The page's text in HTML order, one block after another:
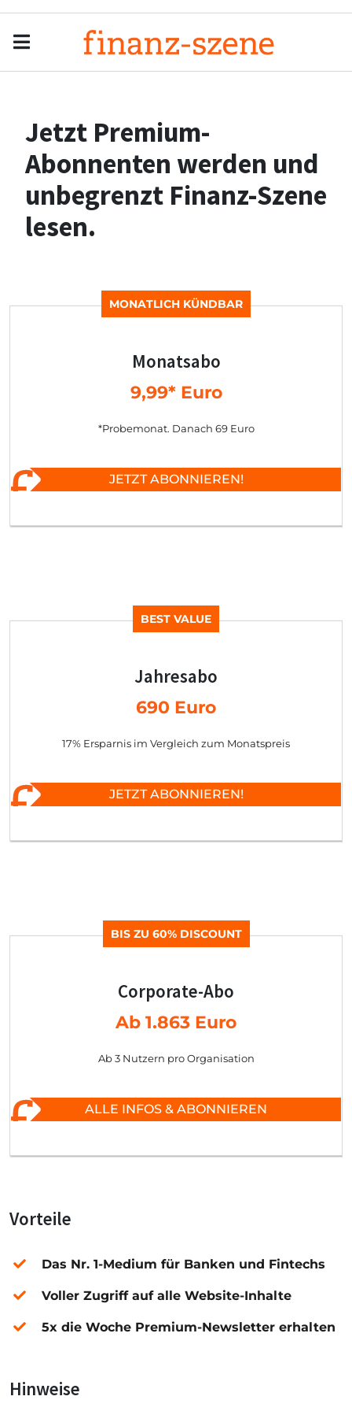
Jetzt Premium-
Abonnenten werden und
unbegrenzt Finanz-Szene
lesen.
MONATLICH KÜNDBAR
Monatsabo
9,99* Euro
*Probemonat. Danach 69 Euro
JETZT ABONNIEREN!
BEST VALUE
Jahresabo
690 Euro
17% Ersparnis im Vergleich zum Monatspreis
JETZT ABONNIEREN!
BIS ZU 60% DISCOUNT
Corporate-Abo
Ab 1.863 Euro
Ab 3 Nutzern pro Organisation
ALLE INFOS & ABONNIEREN
Vorteile
Das Nr. 1-Medium für Banken und Fintechs
Voller Zugriff auf alle Website-Inhalte
5x die Woche Premium-Newsletter erhalten
Hinweise